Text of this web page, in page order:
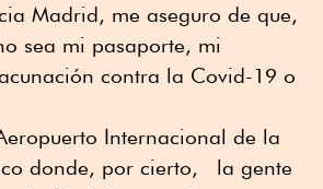
Madrid, me aseguro de que,
sea mi pasaporte, mi
contra la Covid-19 o
Internacional de la
donde, por cierto, la gente